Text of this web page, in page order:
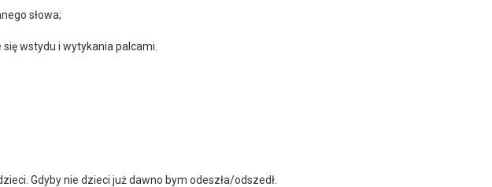
słowa;
wstydu i wytykania palcami.
Gdyby nie dzieci już dawno bym odeszła/odszedł.